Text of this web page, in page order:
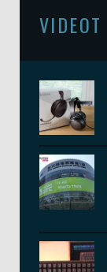
VIDEOT